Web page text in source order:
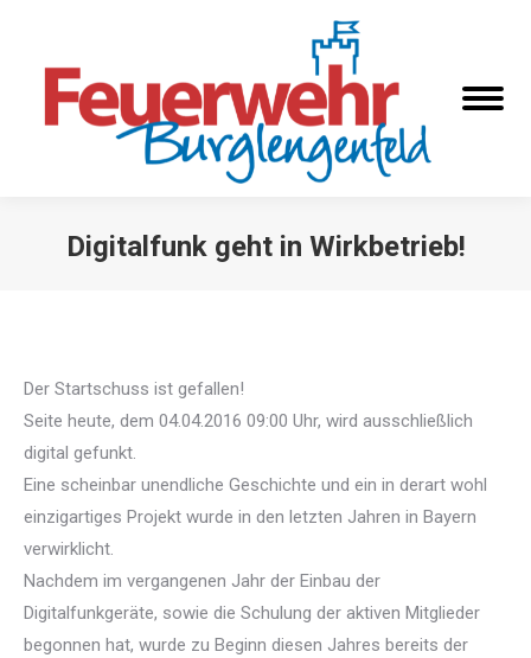
Digitalfunk geht in Wirkbetrieb!
Der Startschuss ist gefallen!
Seite heute, dem 04.04.2016 09:00 Uhr, wird ausschließlich
digital gefunkt.
Eine scheinbar unendliche Geschichte und ein in derart wohl
einzigartiges Projekt wurde in den letzten Jahren in Bayern
verwirklicht.
Nachdem im vergangenen Jahr der Einbau der
Digitalfunkgeräte, sowie die Schulung der aktiven Mitglieder
begonnen hat, wurde zu Beginn diesen Jahres bereits der